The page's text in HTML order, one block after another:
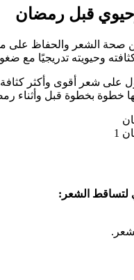
قبل رمضان
الشعر والحفاظ على
وحيويته تدريجيًا مع
شعر أقوى وأكثر كثافة
خطوة بخطوة قبل
1
لتساقط الشعر: